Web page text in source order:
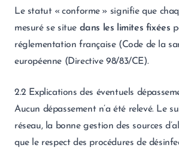
Le statut « conforme » signifie que
mesuré se situe dans les limites fixées
réglementation française (Code de la
européenne (Directive 98/83/CE).
2.2 Explications des éventuels
Aucun dépassement n’a été relevé. Le
réseau, la bonne gestion des sources
que le respect des procédures de